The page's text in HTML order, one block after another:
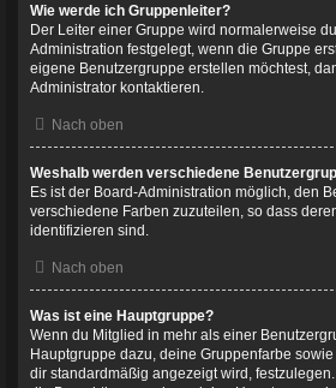
Wie werde ich Gruppenleiter?
Der Leiter einer Gruppe wird normalerweise
Administration festgelegt, wenn die Gruppe
eigene Benutzergruppe erstellen möchtest,
Administrator kontaktieren.
Nach oben
Weshalb werden verschiedene
Es ist der Board-Administration möglich, den
verschiedene Farben zuzuteilen, so dass
identifizieren sind.
Nach oben
Was ist eine Hauptgruppe?
Wenn du Mitglied in mehr als einer
Hauptgruppe dazu, deine Gruppenfarbe
dir standardmäßig angezeigt wird,